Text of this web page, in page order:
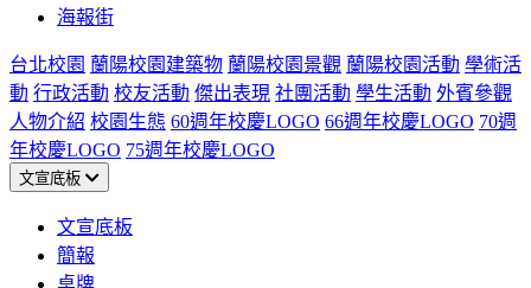
海報街
台北校園 蘭陽校園建築物 蘭陽校園景觀 蘭陽校園活動 學術活
動 行政活動 校友活動 傑出表現 社團活動 學生活動 外賓參觀
人物介紹 校園生態 60週年校慶LOGO 66週年校慶LOGO 70週
年校慶LOGO 75週年校慶LOGO
文宣底板
文宣底板
簡報
桌牌